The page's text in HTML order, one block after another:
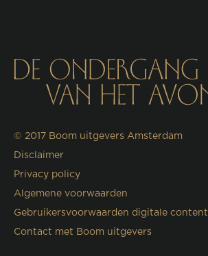
© 2017 Boom uitgevers Amsterdam
Disclaimer
Privacy policy
Algemene voorwaarden
Gebruikersvoorwaarden digitale content
Contact met Boom uitgevers